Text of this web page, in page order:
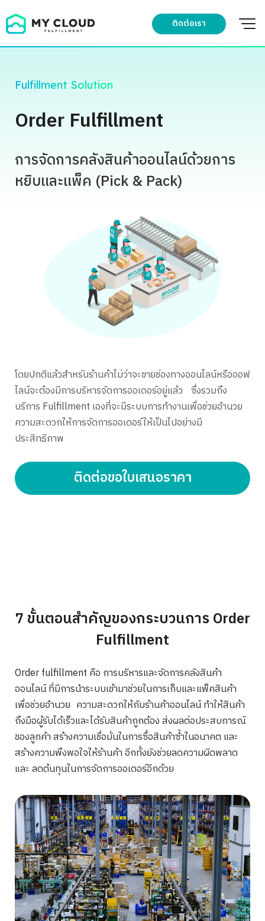
to
ติดต่อเรา
Fulfillment Solution
Order Fulfillment
การจัดการคลังสินค้าออนไลน์ด้วยการ
หยิบและแพ็ค (Pick & Pack)
โดยปกติแล้วสำหรับร้านค้าไม่ว่าจะขายช่องทางออนไลน์หรือออฟ
ไลน์จะต้องมีการบริหารจัดการออเดอร์อยู่แล้ว ซึ่งรวมถึง
บริการ Fulfillment เองที่จะมีระบบการทำงานเพื่อช่วยอำนวย
ความสะดวกให้การจัดการออเดอร์ให้เป็นไปอย่างมี
ประสิทธิภาพ
ติดต่อขอใบเสนอราคา
7 ขั้นตอนสำคัญของกระบวนการ Order
Fulfillment
Order fulfillment คือ การบริหารและจัดการคลังสินค้า
ออนไลน์ ที่มีการนำระบบเข้ามาช่วยในการเก็บและแพ็คสินค้า
เพื่อช่วยอำนวย ความสะดวกให้กับร้านค้าออนไลน์ ทำให้สินค้า
ถึงมือผู้รับได้เร็วและได้รับสินค้าถูกต้อง ส่งผลต่อประสบการณ์
ของลูกค้า สร้างความเชื่อมั่นในการซื้อสินค้าซ้ำในอนาคต และ
สร้างความพึงพอใจให้ร้านค้า อีกทั้งยังช่วยลดความผิดพลาด
และ ลดต้นทุนในการจัดการออเดอร์อีกด้วย